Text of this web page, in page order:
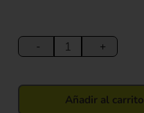
-
Ballena
40
+
Añadir al carrito